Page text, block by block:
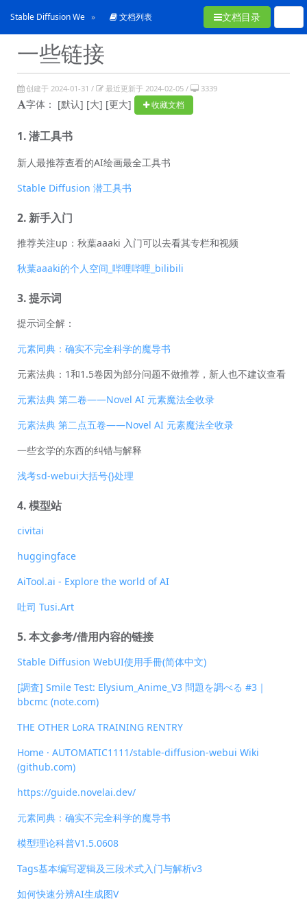
Stable Diffusion WebUI 从入门到卸载
文档列表 文档目录
一些链接
创建于 2024-01-31 / 最近更新于 2024-02-05 / 3339
字体： [默认] [大] [更大] 收藏文档
1. 潜工具书
新人最推荐查看的AI绘画最全工具书
Stable Diffusion 潜工具书
2. 新手入门
推荐关注up：秋葉aaaki 入门可以去看其专栏和视频
秋葉aaaki的个人空间_哔哩哔哩_bilibili
3. 提示词
提示词全解：
元素同典：确实不完全科学的魔导书
元素法典：1和1.5卷因为部分问题不做推荐，新人也不建议查看
元素法典 第二卷——Novel AI 元素魔法全收录
元素法典 第二点五卷——Novel AI 元素魔法全收录
一些玄学的东西的纠错与解释
浅考sd-webui大括号{}处理
4. 模型站
civitai
huggingface
AiTool.ai - Explore the world of AI
吐司 Tusi.Art
5. 本文参考/借用内容的链接
Stable Diffusion WebUI使用手冊(简体中文)
[調査] Smile Test: Elysium_Anime_V3 問題を調べる #3｜
bbcmc (note.com)
THE OTHER LoRA TRAINING RENTRY
Home · AUTOMATIC1111/stable-diffusion-webui Wiki
(github.com)
https://guide.novelai.dev/
元素同典：确实不完全科学的魔导书
模型理论科普V1.5.0608
Tags基本编写逻辑及三段术式入门与解析v3
如何快速分辨AI生成图V